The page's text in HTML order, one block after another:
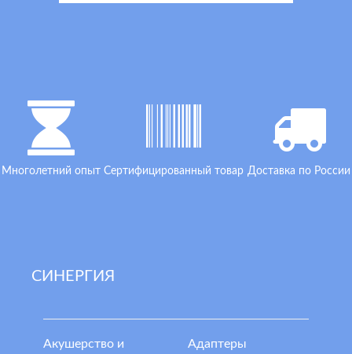
Многолетний опыт Сертифицированный товар Доставка по России
СИНЕРГИЯ
Акушерство и
Адаптеры